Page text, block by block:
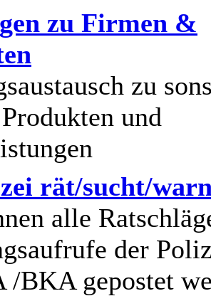
zu Firmen &
zu
und
rät/sucht/
alle
der
/BKA gepostet